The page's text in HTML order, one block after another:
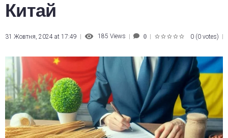
Китай
31 Жовтня, 2024 at 17:49 185 Views 0 0 (0 votes)